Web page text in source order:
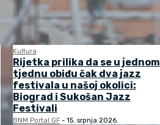
Kultura
Rijetka prilika da se u jednom
tjednu obiđu čak dva jazz
festivala u našoj okolici:
Biograd i Sukošan Jazz
Festivali
BNM Portal GF - 15. srpnja 2026.